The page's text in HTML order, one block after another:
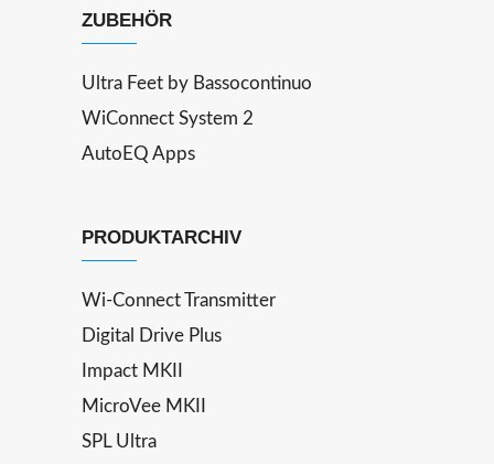
ZUBEHÖR
Ultra Feet by Bassocontinuo
WiConnect System 2
AutoEQ Apps
PRODUKTARCHIV
Wi-Connect Transmitter
Digital Drive Plus
Impact MKII
MicroVee MKII
SPL Ultra